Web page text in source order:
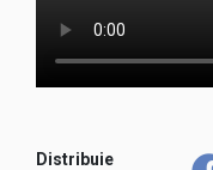
Distribuie